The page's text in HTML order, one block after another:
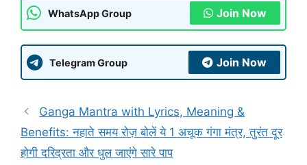
WhatsApp Group Join Now
Telegram Group Join Now
Ganga Mantra with Lyrics, Meaning &
Benefits: नहाते समय रोज़ बोलें ये 1 अचूक गंगा मंत्र, तुरंत दूर
होगी दरिद्रता और धुल जाएंगे सारे पाप